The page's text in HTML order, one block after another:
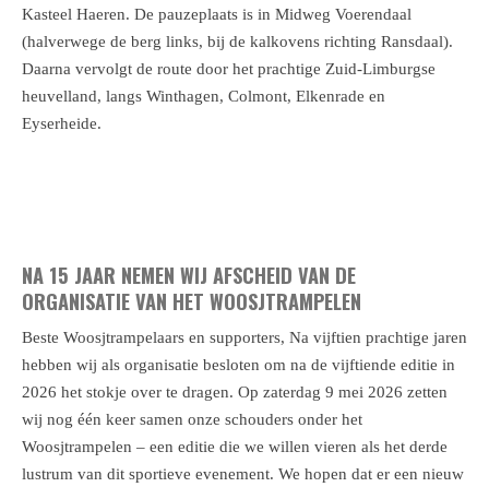
Kasteel Haeren. De pauzeplaats is in Midweg Voerendaal
(halverwege de berg links, bij de kalkovens richting Ransdaal).
Daarna vervolgt de route door het prachtige Zuid-Limburgse
heuvelland, langs Winthagen, Colmont, Elkenrade en
Eyserheide.
NA 15 JAAR NEMEN WIJ AFSCHEID VAN DE
ORGANISATIE VAN HET WOOSJTRAMPELEN
Beste Woosjtrampelaars en supporters, Na vijftien prachtige jaren
hebben wij als organisatie besloten om na de vijftiende editie in
2026 het stokje over te dragen. Op zaterdag 9 mei 2026 zetten
wij nog één keer samen onze schouders onder het
Woosjtrampelen – een editie die we willen vieren als het derde
lustrum van dit sportieve evenement. We hopen dat er een nieuw